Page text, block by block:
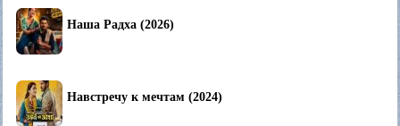
Наша Радха (2026)
Навстречу к мечтам (2024)